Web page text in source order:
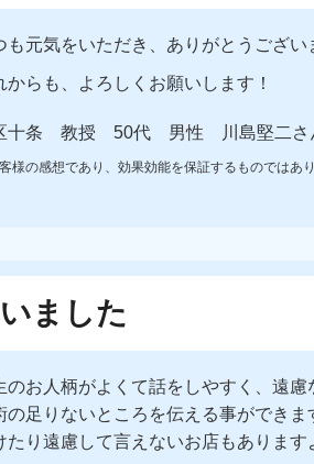
も元気をいただき、ありがとうござい
からも、よろしくお願いします！
十条 教授 50代 男性 川島堅二さ
様の感想であり、効果効能を保証するものではあり
ました
のお人柄がよくて話をしやすく、遠慮
の足りないところを伝える事ができ
たり遠慮して言えないお店もあります